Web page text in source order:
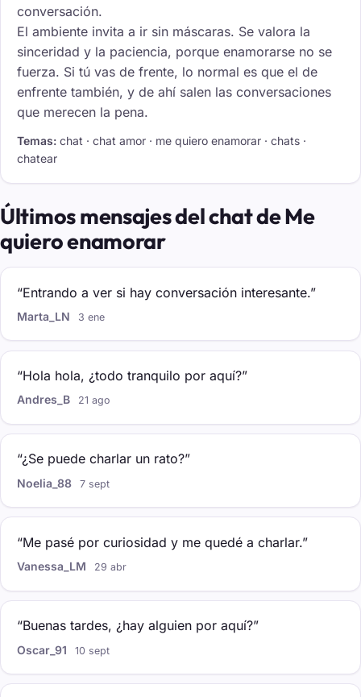
conversación.
El ambiente invita a ir sin máscaras. Se valora la
sinceridad y la paciencia, porque enamorarse no se
fuerza. Si tú vas de frente, lo normal es que el de
enfrente también, y de ahí salen las conversaciones
que merecen la pena.
Temas: chat · chat amor · me quiero enamorar · chats ·
chatear
Últimos mensajes del chat de Me
quiero enamorar
“Entrando a ver si hay conversación interesante.”
Marta_LN 3 ene
“Hola hola, ¿todo tranquilo por aquí?”
Andres_B 21 ago
“¿Se puede charlar un rato?”
Noelia_88 7 sept
“Me pasé por curiosidad y me quedé a charlar.”
Vanessa_LM 29 abr
“Buenas tardes, ¿hay alguien por aquí?”
Oscar_91 10 sept